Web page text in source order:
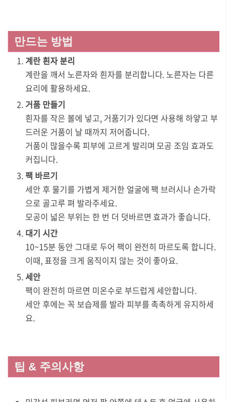
만드는 방법
계란 흰자 분리
계란을 깨서 노른자와 흰자를 분리합니다. 노른자는 다른
요리에 활용하세요.
거품 만들기
흰자를 작은 볼에 넣고, 거품기가 있다면 사용해 하얗고 부
드러운 거품이 날 때까지 저어줍니다.
거품이 많을수록 피부에 고르게 발리며 모공 조임 효과도
커집니다.
팩 바르기
세안 후 물기를 가볍게 제거한 얼굴에 팩 브러시나 손가락
으로 골고루 펴 발라주세요.
모공이 넓은 부위는 한 번 더 덧바르면 효과가 좋습니다.
대기 시간
10~15분 동안 그대로 두어 팩이 완전히 마르도록 합니다.
이때, 표정을 크게 움직이지 않는 것이 좋아요.
세안
팩이 완전히 마르면 미온수로 부드럽게 세안합니다.
세안 후에는 꼭 보습제를 발라 피부를 촉촉하게 유지하세
요.
팁 & 주의사항